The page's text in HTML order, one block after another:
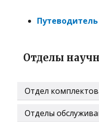
Отделы
Отдел
Отделы